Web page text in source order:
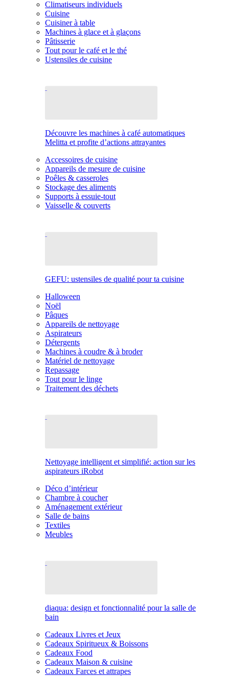
Climatiseurs individuels
Cuisine
Cuisiner à table
Machines à glace et à glaçons
Pâtisserie
Tout pour le café et le thé
Ustensiles de cuisine
Découvre les machines à café automatiques
Melitta et profite d’actions attrayantes
Accessoires de cuisine
Appareils de mesure de cuisine
Poêles & casseroles
Stockage des aliments
Supports à essuie-tout
Vaisselle & couverts
GEFU: ustensiles de qualité pour ta cuisine
Halloween
Noël
Pâques
Appareils de nettoyage
Aspirateurs
Détergents
Machines à coudre & à broder
Matériel de nettoyage
Repassage
Tout pour le linge
Traitement des déchets
Nettoyage intelligent et simplifié: action sur les
aspirateurs iRobot
Déco d’intérieur
Chambre à coucher
Aménagement extérieur
Salle de bains
Textiles
Meubles
diaqua: design et fonctionnalité pour la salle de
bain
Cadeaux Livres et Jeux
Cadeaux Spiritueux & Boissons
Cadeaux Food
Cadeaux Maison & cuisine
Cadeaux Farces et attrapes